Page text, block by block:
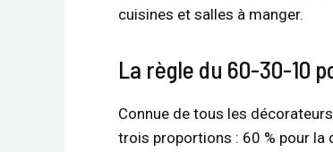
cuisines et salles à manger.
La règle du 60-30-10
Connue de tous les
trois proportions : 60 % pour la